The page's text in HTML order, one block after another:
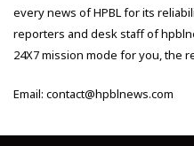
every news of HPBL for its
reporters and desk staff of
24X7 mission mode for you, the
Email: contact@hpblnews.com